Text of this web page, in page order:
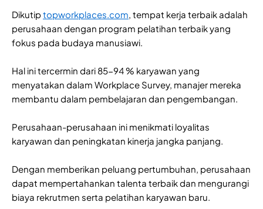
Dikutiptopworkplaces.com, tempat kerja terbaik adalah
perusahaan dengan program pelatihan terbaik yang
fokus pada budaya manusiawi.
Hal ini tercermin dari 85-94 % karyawan yang
menyatakan dalam Workplace Survey, manajer mereka
membantu dalam pembelajaran dan pengembangan.
Perusahaan-perusahaan ini menikmati loyalitas
karyawan dan peningkatan kinerja jangka panjang.
Dengan memberikan peluang pertumbuhan, perusahaan
dapat mempertahankan talenta terbaik dan mengurangi
biaya rekrutmen serta pelatihan karyawan baru.